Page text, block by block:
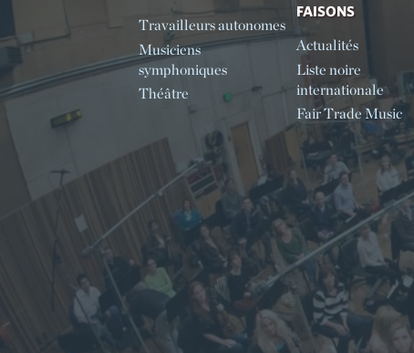
Travailleurs autonomes
Musiciens
symphoniques
Théâtre
FAISONS
Actualités
Liste noire
internationale
Fair Trade Music